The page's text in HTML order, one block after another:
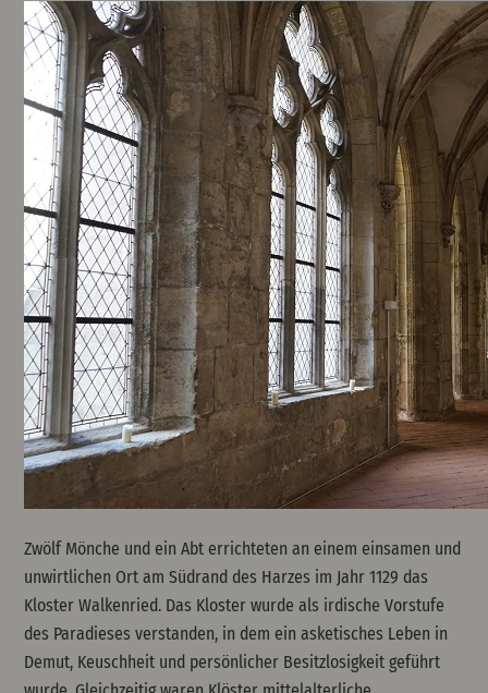
Zwölf Mönche und ein Abt errichteten an einem einsamen und
unwirtlichen Ort am Südrand des Harzes im Jahr 1129 das
Kloster Walkenried. Das Kloster wurde als irdische Vorstufe
des Paradieses verstanden, in dem ein asketisches Leben in
Demut, Keuschheit und persönlicher Besitzlosigkeit geführt